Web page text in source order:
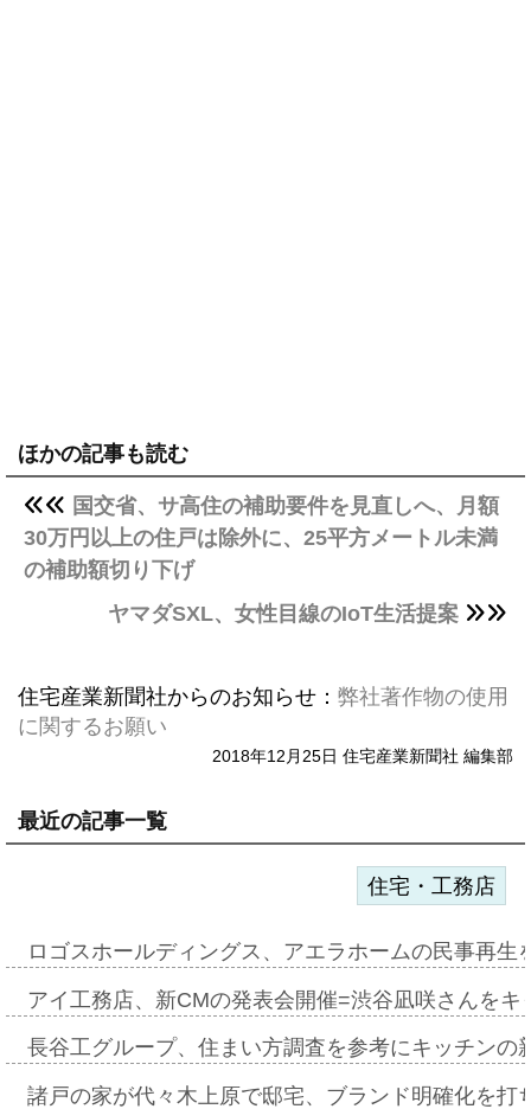
ほかの記事も読む
国交省、サ高住の補助要件を見直しへ、月額
30万円以上の住戸は除外に、25平方メートル未満
の補助額切り下げ
ヤマダSXL、女性目線のIoT生活提案
住宅産業新聞社からのお知らせ： 弊社著作物の使用
に関するお願い
2018年12月25日 住宅産業新聞社 編集部
最近の記事一覧
住宅・工務店
ロゴスホールディングス、アエラホームの民事再
アイ工務店、新CMの発表会開催=渋谷凪咲さんを
長谷工グループ、住まい方調査を参考にキッチン
諸戸の家が代々木上原で邸宅、ブランド明確化を